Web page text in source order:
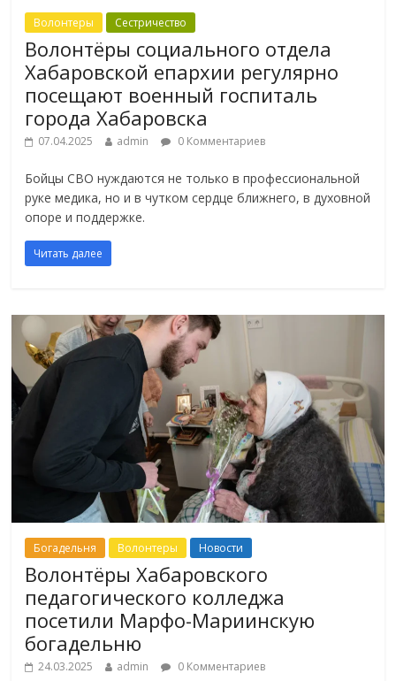
Волонтеры Сестричество
Волонтёры социального отдела
Хабаровской епархии регулярно
посещают военный госпиталь
города Хабаровска
07.04.2025 admin 0 Комментариев
Бойцы СВО нуждаются не только в профессиональной
руке медика, но и в чутком сердце ближнего, в духовной
опоре и поддержке.
Читать далее
Богадельня Волонтеры Новости
Волонтёры Хабаровского
педагогического колледжа
посетили Марфо-Мариинскую
богадельню
24.03.2025 admin 0 Комментариев